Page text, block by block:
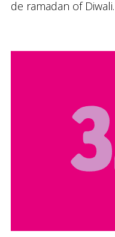
de ramadan of Diwali.